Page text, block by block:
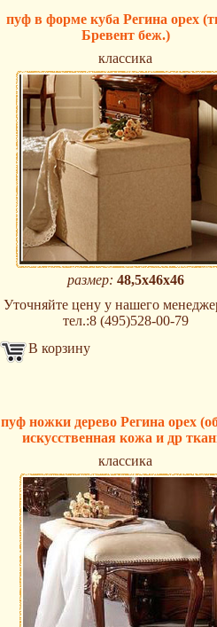
пуф в форме куба Регина орех
Бревент беж.)
классика
размер: 48,5х46х46
Уточняйте цену у нашего
тел.:8 (495)528-00-79
В корзину
пуф ножки дерево Регина орех
искусственная кожа и др
классика